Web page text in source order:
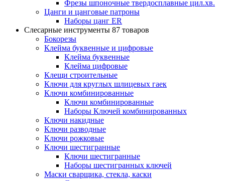
Фрезы шпоночные твердосплавные цил.хв.
Цанги и цанговые патроны
Наборы цанг ER
Слесарные инструменты 87 товаров
Бокорезы
Клейма буквенные и цифровые
Клейма буквенные
Клейма цифровые
Клещи строительные
Ключи для круглых шлицевых гаек
Ключи комбинированные
Ключи комбинированные
Наборы Ключей комбинированных
Ключи накидные
Ключи разводные
Ключи рожковые
Ключи шестигранные
Ключи шестигранные
Наборы шестигранных ключей
Маски сварщика, стекла, каски